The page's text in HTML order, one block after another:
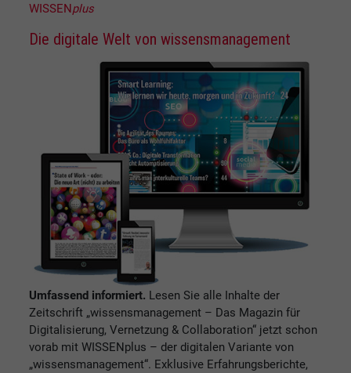
WISSENplus
Die digitale Welt von wissensmanagement
Umfassend informiert. Lesen Sie alle Inhalte der
Zeitschrift „wissensmanagement – Das Magazin für
Digitalisierung, Vernetzung & Collaboration“ jetzt schon
vorab mit WISSENplus – der digitalen Variante von
„wissensmanagement“. Exklusive Erfahrungsberichte,